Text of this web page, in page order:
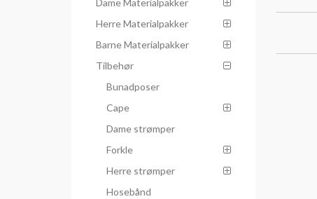
Herre Materialpakker
Barne Materialpakker
Tilbehør
Bunadposer
Cape
Dame strømper
Forkle
Herre strømper
Hosebånd